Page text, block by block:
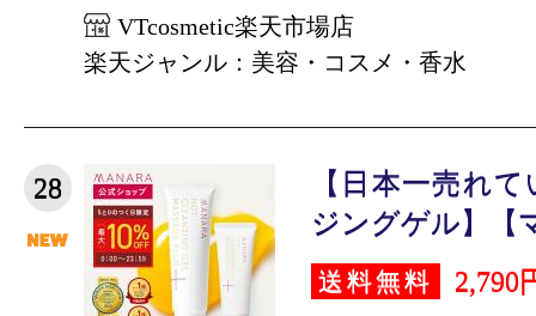
VTcosmetic楽天市場店
楽天ジャンル：美容・コスメ・香水
28
【日本一売れ
ジングゲル】【
送料無料 2,790